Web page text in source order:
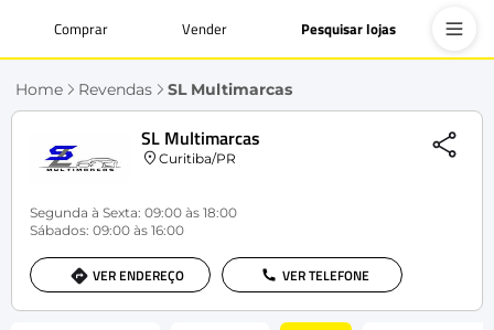
Comprar Vender Pesquisar lojas
Home Revendas SL Multimarcas
SL Multimarcas
Curitiba/PR
Segunda à Sexta: 09:00 às 18:00
Sábados: 09:00 às 16:00
VER ENDEREÇO VER TELEFONE